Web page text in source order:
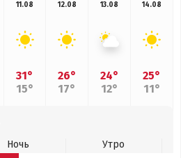
11.08
31°
15°
12.08
26°
17°
13.08
24°
12°
14.08
25°
11°
Ночь
Утро